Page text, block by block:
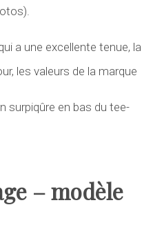
a une excellente tenue, la
les valeurs de la marque
surpiqûre en bas du tee-
– modèle